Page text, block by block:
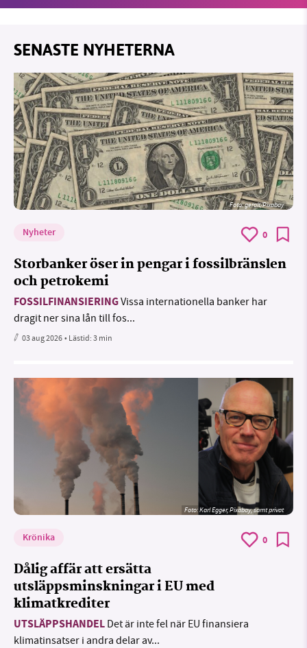
SENASTE NYHETERNA
Foto:geralt/Pixabay
Nyheter 0
Storbanker öser in pengar i fossilbränslen
och petrokemi
FOSSILFINANSIERINGVissa internationella banker har
dragit ner sina lån till fos...
03 aug 2026• Lästid:3 min
Foto:Karl Egger, Pixabay, samt privat
Krönika 0
Dålig affär att ersätta
utsläppsminskningar i EU med
klimatkrediter
UTSLÄPPSHANDEL Det är inte fel när EU finansiera
klimatinsatser i andra delar av...